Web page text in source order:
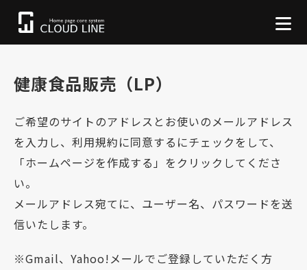
健康食品販売（LP）
ご希望のサイトのアドレスとお使いのメールアドレス
を入力し、利用規約に同意するにチェックをして、
「ホームページを作成する」をクリックしてくださ
い。
メールアドレス宛てに、ユーザー名、パスワードを送
信いたします。
※Gmail、Yahoo!メールでご登録していただく方